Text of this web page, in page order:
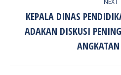
NEXT
KEPALA DINAS
ADAKAN DISKUSI
ANGKATAN